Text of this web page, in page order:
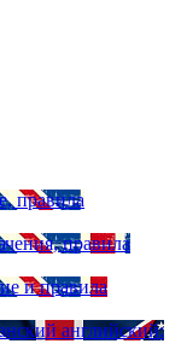
правила
правила
и правила
английский: